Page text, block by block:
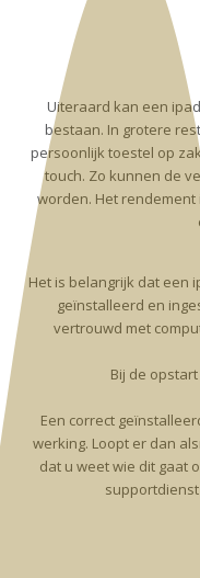
Uiteraard kan een
bestaan. In grotere
persoonlijk toestel op
touch. Zo kunnen de
worden. Het
Het is belangrijk dat een
geïnstalleerd en
vertrouwd met
Bij de
Een correct
werking. Loopt er dan
dat u weet wie dit gaat